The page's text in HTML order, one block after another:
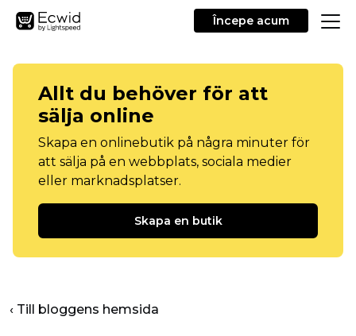
Începe acum
Allt du behöver för att
sälja online
Skapa en onlinebutik på några minuter för
att sälja på en webbplats, sociala medier
eller marknadsplatser.
Skapa en butik
‹ Till bloggens hemsida